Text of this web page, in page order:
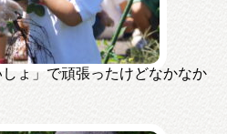
ょ」で頑張ったけどなかなか